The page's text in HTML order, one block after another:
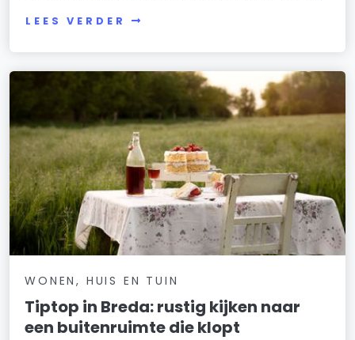
LEES VERDER
WONEN, HUIS EN TUIN
Tiptop in Breda: rustig kijken naar
een buitenruimte die klopt